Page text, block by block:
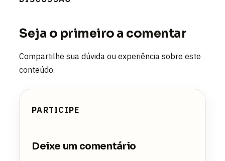
Seja o primeiro a comentar
Compartilhe sua dúvida ou experiência sobre este
conteúdo.
PARTICIPE
Deixe um comentário